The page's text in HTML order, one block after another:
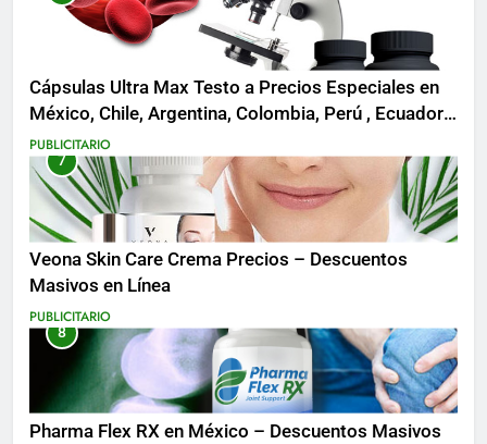
Cápsulas Ultra Max Testo a Precios Especiales en
México, Chile, Argentina, Colombia, Perú , Ecuador,
Costa Rica y Más
PUBLICITARIO
7
Veona Skin Care Crema Precios – Descuentos
Masivos en Línea
PUBLICITARIO
8
Pharma Flex RX en México – Descuentos Masivos